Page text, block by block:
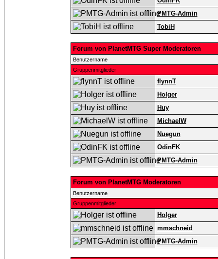
PMTG-Admin
TobiH
Forum von PlanetMTG Super Moderatoren
Benutzername
Gruppenmitglieder
flynnT
Holger
Huy
MichaelW
Nuegun
OdinFK
PMTG-Admin
Forum von PlanetMTG Moderatoren
Benutzername
Gruppenmitglieder
Holger
mmschneid
PMTG-Admin